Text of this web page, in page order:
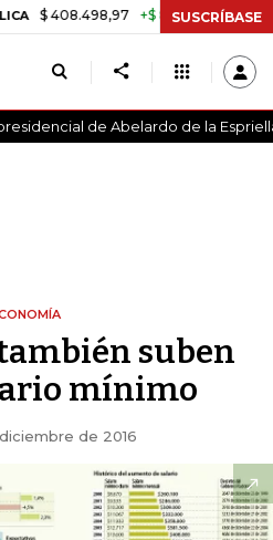
+$ 8.753,81 +2,19%
SUSCRÍBASE
de Abelardo de la
suben
mínimo
de 2016